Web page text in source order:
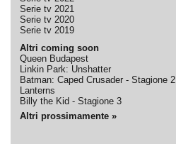
Serie tv 2021
Serie tv 2020
Serie tv 2019
Altri coming soon
Queen Budapest
Linkin Park: Unshatter
Batman: Caped Crusader - Stagione 2
Lanterns
Billy the Kid - Stagione 3
Altri prossimamente »